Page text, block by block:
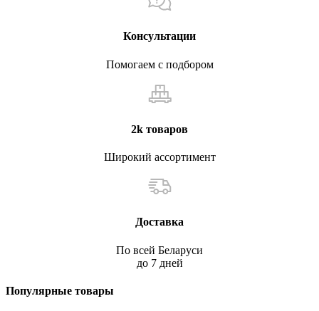
Консультации
Помогаем с подбором
2k товаров
Широкий ассортимент
Доставка
По всей Беларуси
до 7 дней
Популярные товары